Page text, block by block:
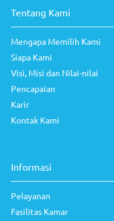
Tentang Kami
Mengapa Memilih Kami
Siapa Kami
Visi, Misi dan Nilai-nilai
Pencapaian
Karir
Kontak Kami
Informasi
Pelayanan
Fasilitas Kamar